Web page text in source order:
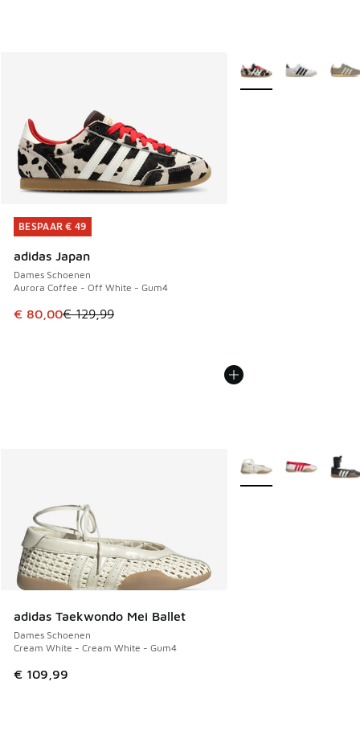
BESPAAR € 49
adidas Japan
Dames Schoenen
Aurora Coffee - Off White - Gum4
Dit artikel is in de uitverkoop. Dit artikel is in de
€ 80,00€ 129,99
BESPAAR € 49
Meer kleuren
adidas Taekwondo Mei Ballet
Dames Schoenen
Cream White - Cream White - Gum4
€ 109,99
Meer kleuren